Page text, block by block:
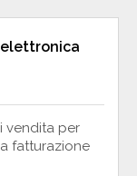
vendita per
fatturazione